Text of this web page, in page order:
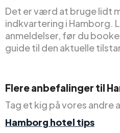
Det er værd at bruge lidt
indkvartering i Hamborg.
anmeldelser, før du
guide til den aktuelle
Flere anbefalinger til
Tag et kig på vores andre
Hamborg hotel tips